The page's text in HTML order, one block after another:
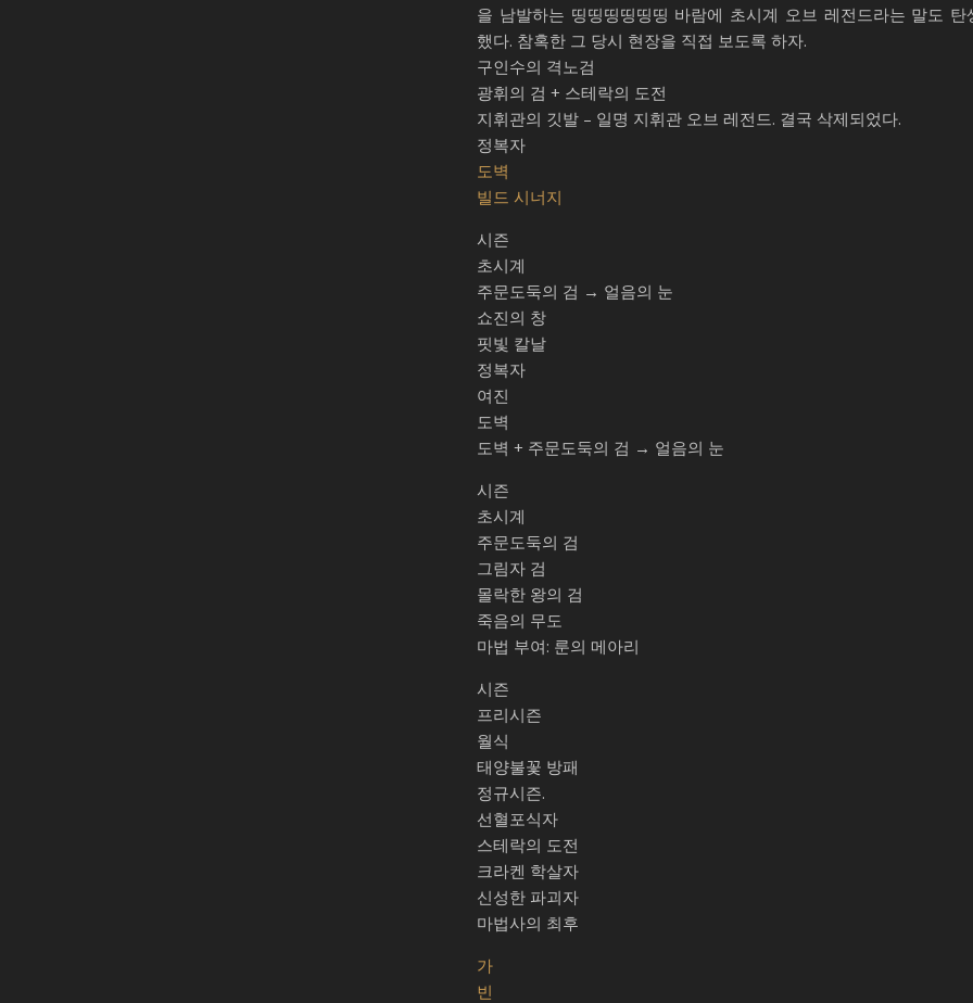
을 남발하는 띵띵띵띵띵띵 바람에 초시계 오브 레전드라는 말도 탄
했다. 참혹한 그 당시 현장을 직접 보도록 하자.
구인수의 격노검
광휘의 검 + 스테락의 도전
지휘관의 깃발 – 일명 지휘관 오브 레전드. 결국 삭제되었다.
정복자
도벽
빌드 시너지
시즌
초시계
주문도둑의 검 → 얼음의 눈
쇼진의 창
핏빛 칼날
정복자
여진
도벽
도벽 + 주문도둑의 검 → 얼음의 눈
시즌
초시계
주문도둑의 검
그림자 검
몰락한 왕의 검
죽음의 무도
마법 부여: 룬의 메아리
시즌
프리시즌
월식
태양불꽃 방패
정규시즌.
선혈포식자
스테락의 도전
크라켄 학살자
신성한 파괴자
마법사의 최후
가
빈